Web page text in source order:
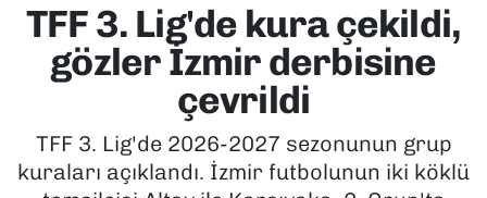
TFF 3. Lig'de kura çekildi,
gözler İzmir derbisine
çevrildi
TFF 3. Lig'de 2026-2027 sezonunun grup
kuraları açıklandı. İzmir futbolunun iki köklü
EKONOMİ
KÜLTÜR SANAT
MAGAZİN
Tüm Manşetler
Son Dakika Haberleri
Haber Arşivi